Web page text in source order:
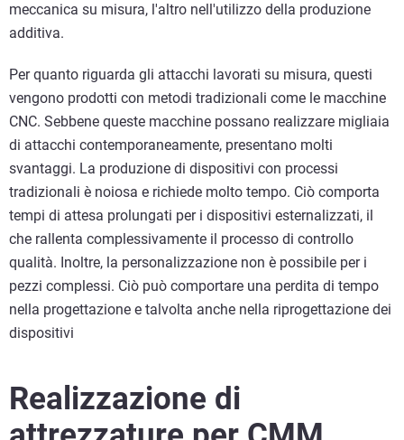
meccanica su misura, l'altro nell'utilizzo della produzione
additiva.
Per quanto riguarda gli attacchi lavorati su misura, questi
vengono prodotti con metodi tradizionali come le macchine
CNC. Sebbene queste macchine possano realizzare migliaia
di attacchi contemporaneamente, presentano molti
svantaggi. La produzione di dispositivi con processi
tradizionali è noiosa e richiede molto tempo. Ciò comporta
tempi di attesa prolungati per i dispositivi esternalizzati, il
che rallenta complessivamente il processo di controllo
qualità. Inoltre, la personalizzazione non è possibile per i
pezzi complessi. Ciò può comportare una perdita di tempo
nella progettazione e talvolta anche nella riprogettazione dei
dispositivi
Realizzazione di